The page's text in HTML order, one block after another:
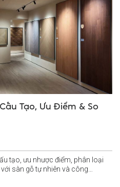
Tạo, Ưu Điểm & So
tạo, ưu nhược điểm, phân loại
sàn gỗ tự nhiên và công